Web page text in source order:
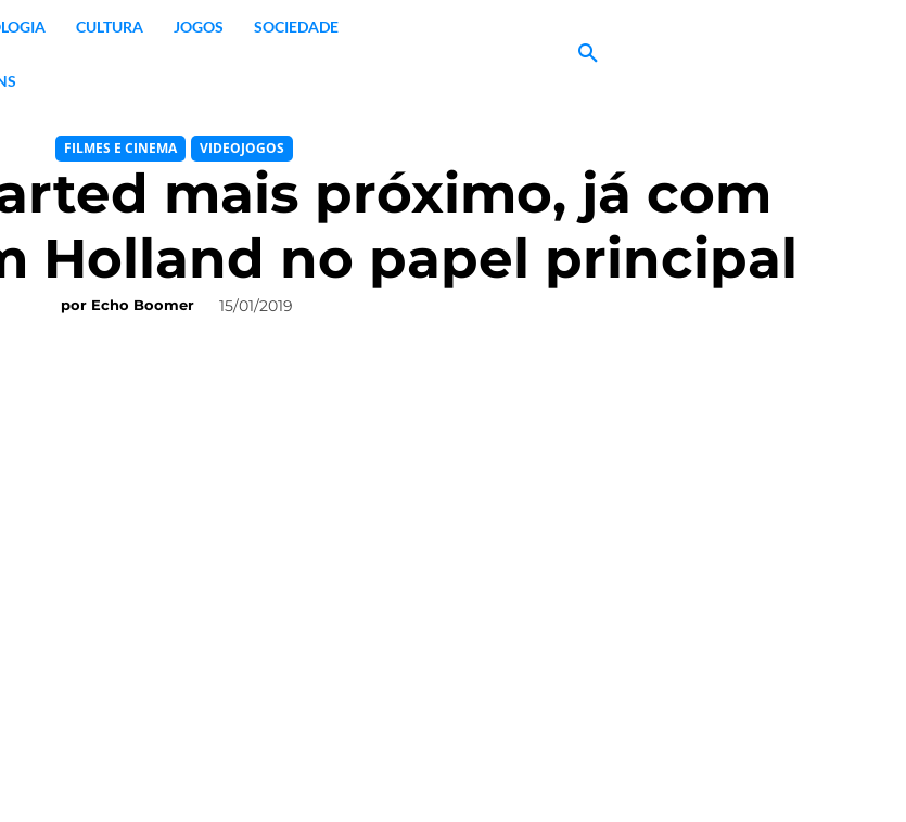
CULTURA JOGOS SOCIEDADE
FILMES E CINEMA VIDEOJOGOS
mais próximo, já com
Holland no papel principal
por Echo Boomer 15/01/2019